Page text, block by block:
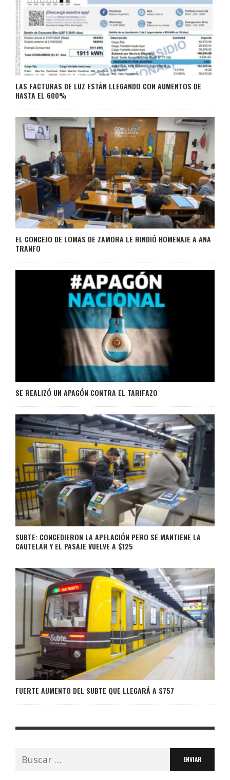
LAS FACTURAS DE LUZ ESTÁN LLEGANDO CON AUMENTOS DE
HASTA EL 600%
EL CONCEJO DE LOMAS DE ZAMORA LE RINDIÓ HOMENAJE A ANA
TRANFO
SE REALIZÓ UN APAGÓN CONTRA EL TARIFAZO
SUBTE: CONCEDIERON LA APELACIÓN PERO SE MANTIENE LA
CAUTELAR Y EL PASAJE VUELVE A $125
FUERTE AUMENTO DEL SUBTE QUE LLEGARÁ A $757
Buscar: